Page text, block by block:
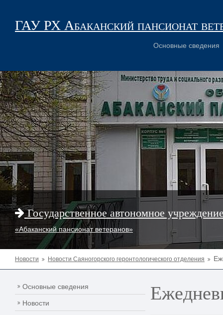
ГАУ РХ Абаканский пансионат
Основные сведения
Государственное автономное
«Абаканский пансионат ветеранов»
Новости Новости Саяногорского геронтологического отделения
Основные сведения
Новости